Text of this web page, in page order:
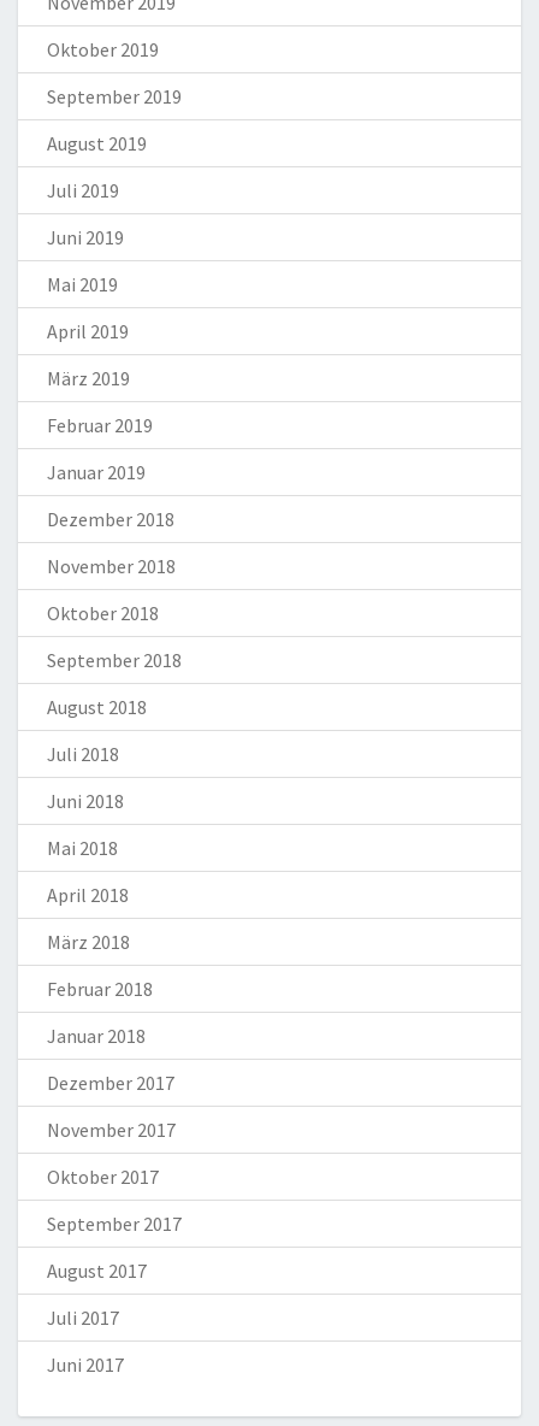
Oktober 2019
September 2019
August 2019
Juli 2019
Juni 2019
Mai 2019
April 2019
März 2019
Februar 2019
Januar 2019
Dezember 2018
November 2018
Oktober 2018
September 2018
August 2018
Juli 2018
Juni 2018
Mai 2018
April 2018
März 2018
Februar 2018
Januar 2018
Dezember 2017
November 2017
Oktober 2017
September 2017
August 2017
Juli 2017
Juni 2017